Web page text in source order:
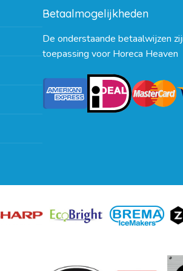
Betaalmogelijkheden
De onderstaande betaalwijzen
toepassing voor Horeca Heaven